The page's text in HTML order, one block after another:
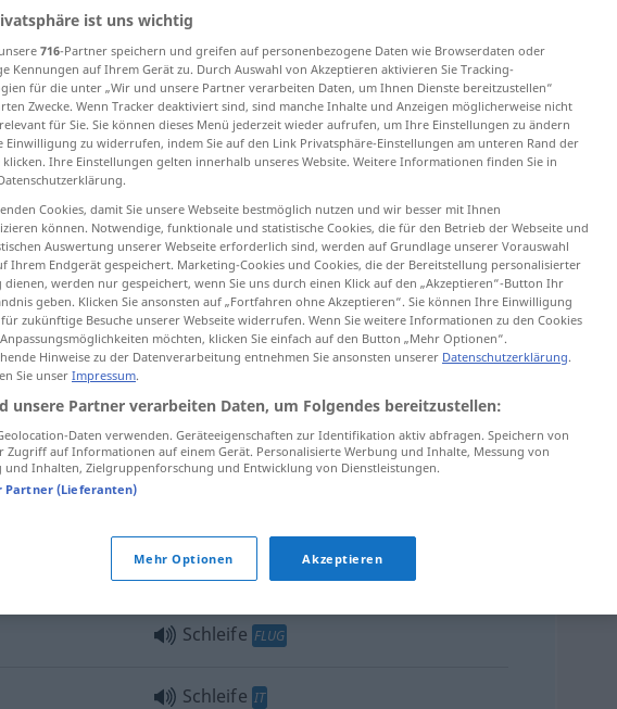
ansa virata ciclo
Schleife
Schleifeam Schuh
Schleifestarke Biegung
Schleifeim Fluss
Schleife FLUG
Schleife IT
ist uns wichtig
716-Partner speichern und greifen auf personenbezogene Daten wie Browserdaten oder
Kennungen auf Ihrem Gerät zu. Durch Auswahl von Akzeptieren aktivieren Sie Tracking-
für die unter „Wir und unsere Partner verarbeiten Daten, um Ihnen Dienste bereitzustellen“
Zwecke. Wenn Tracker deaktiviert sind, sind manche Inhalte und Anzeigen möglicherweise nicht
für Sie. Sie können dieses Menü jederzeit wieder aufrufen, um Ihre Einstellungen zu ändern
Einwilligung zu widerrufen, indem Sie auf den Link Privatsphäre-Einstellungen am unteren Rand der
klicken. Ihre Einstellungen gelten innerhalb unseres Website. Weitere Informationen finden Sie in
Cookies, damit Sie unsere Webseite bestmöglich nutzen und wir besser mit Ihnen
können. Notwendige, funktionale und statistische Cookies, die für den Betrieb der Webseite und
Auswertung unserer Webseite erforderlich sind, werden auf Grundlage unserer Vorauswahl
Ihrem Endgerät gespeichert. Marketing-Cookies und Cookies, die der Bereitstellung personalisierter
dienen, werden nur gespeichert, wenn Sie uns durch einen Klick auf den „Akzeptieren“-Button Ihr
geben. Klicken Sie ansonsten auf „Fortfahren ohne Akzeptieren“. Sie können Ihre Einwilligung
zukünftige Besuche unserer Webseite widerrufen. Wenn Sie weitere Informationen zu den Cookies
möchten, klicken Sie einfach auf den Button „Mehr Optionen“.
Hinweise zu der Datenverarbeitung entnehmen Sie ansonsten unserer Datenschutzerklärung.
Sie unser Impressum.
unsere Partner verarbeiten Daten, um Folgendes bereitzustellen:
Daten verwenden. Geräteeigenschaften zur Identifikation aktiv abfragen. Speichern von
Zugriff auf Informationen auf einem Gerät. Personalisierte Werbung und Inhalte, Messung von
und Inhalten, Zielgruppenforschung und Entwicklung von Dienstleistungen.
Partner (Lieferanten)
Mehr Optionen Akzeptieren